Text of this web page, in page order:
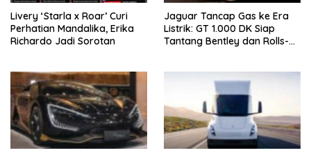
Livery ‘Starla x Roar’ Curi
Perhatian Mandalika, Erika
Richardo Jadi Sorotan
Jaguar Tancap Gas ke Era
Listrik: GT 1.000 DK Siap
Tantang Bentley dan Rolls-